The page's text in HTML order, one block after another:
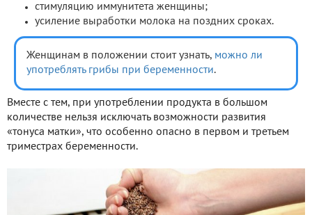
стимуляцию иммунитета женщины;
усиление выработки молока на поздних сроках.
Женщинам в положении стоит узнать, можно ли
употреблять грибы при беременности.
Вместе с тем, при употреблении продукта в большом
количестве нельзя исключать возможности развития
«тонуса матки», что особенно опасно в первом и третьем
триместрах беременности.